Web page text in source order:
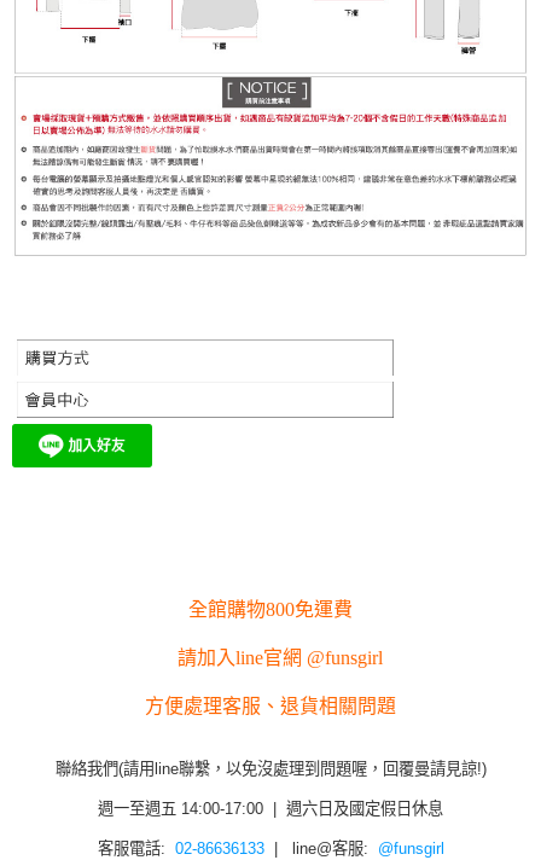
全館購物800免運費
請加入line官網 @funsgirl
方便處理客服、退貨相關問題
聯絡我們(請用line聯繫，以免沒處理到問題喔，回覆曼請見諒!)
週一至週五 14:00-17:00 | 週六日及國定假日休息
客服電話: 02-86636133| line@客服: @funsgirl